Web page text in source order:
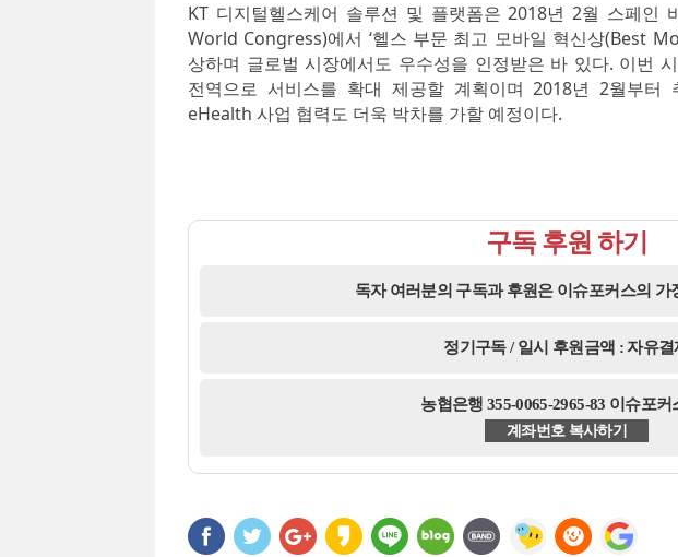
KT 디지털헬스케어 솔루션 및 플랫폼은 2018년 2월 스페인
World Congress)에서 ‘헬스 부문 최고 모바일 혁신상(Best
상하며 글로벌 시장에서도 우수성을 인정받은 바 있다. 이번
전역으로 서비스를 확대 제공할 계획이며 2018년 2월부터
eHealth 사업 협력도 더욱 박차를 가할 예정이다.
구독 후원 하기
독자 여러분의 구독과 후원은 이슈포커스의 가
정기구독 / 일시 후원금액 : 자유결
농협은행 355-0065-2965-83 이슈포커
계좌번호 복사하기